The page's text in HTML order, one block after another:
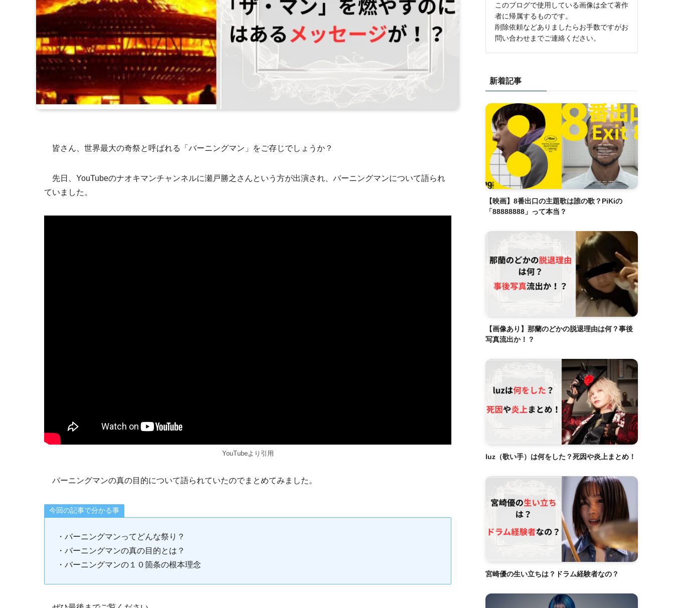
皆さん、世界最大の奇祭と呼ばれる「バーニングマン」をご存じでしょうか？
先日、YouTubeのナオキマンチャンネルに瀬戸勝之さんという方が出演され、バーニングマンについて語られ
ていました。
YouTubeより引用
バーニングマンの真の目的について語られていたのでまとめてみました。
今回の記事で分かる事
・バーニングマンってどんな祭り？
・バーニングマンの真の目的とは？
・バーニングマンの１０箇条の根本理念
このブログで使用している画像は全て著作
者に帰属するものです。
削除依頼などありましたらお手数ですがお
問い合わせまでご連絡ください。
新着記事
【映画】8番出口の主題歌は誰の歌？PiKiの
「88888888」って本当？
【画像あり】那蘭のどかの脱退理由は何？事後
写真流出か！？
luz（歌い手）は何をした？死因や炎上まとめ！
宮崎優の生い立ちは？ドラム経験者なの？